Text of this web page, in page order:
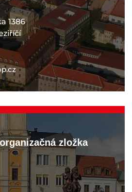
1386
zložka